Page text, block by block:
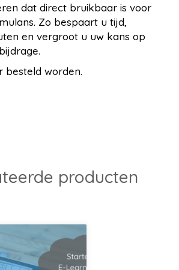
dat direct bruikbaar is voor
Zo bespaart u tijd,
en vergroot u uw kans op
besteld worden.
producten